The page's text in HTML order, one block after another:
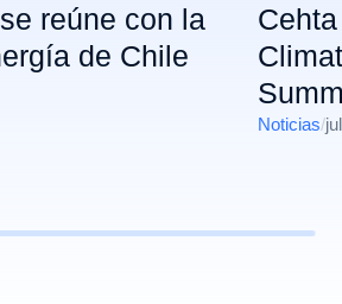
reúne con la
de Chile
Noticias/